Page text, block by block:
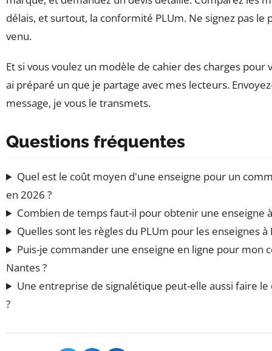
délais, et surtout, la conformité PLUm. Ne signez pas le
venu.
Et si vous voulez un modèle de cahier des charges
ai préparé un que je partage avec mes lecteurs.
message, je vous le transmets.
Questions fréquentes
Quel est le coût moyen d'une enseigne pour un
en 2026 ?
Combien de temps faut-il pour obtenir une enseigne
Quelles sont les règles du PLUm pour les enseignes à
Puis-je commander une enseigne en ligne pour mon
Nantes ?
Une entreprise de signalétique peut-elle aussi faire
?